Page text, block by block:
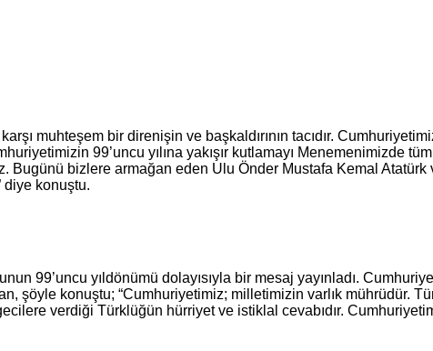
muhteşem bir direnişin ve başkaldırının tacıdır.
99’uncu yılına yakışır kutlamayı Menemenimizde
Bugünü bizlere armağan eden Ulu Önder Mustafa Kemal
diye konuştu.
99’uncu yıldönümü dolayısıyla bir mesaj yayınladı.
şöyle konuştu; “Cumhuriyetimiz; milletimizin varlık mührüdür.
verdiği Türklüğün hürriyet ve istiklal cevabıdır.